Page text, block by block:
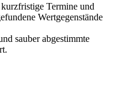
Termine und
Wertgegenstände
sauber abgestimmte